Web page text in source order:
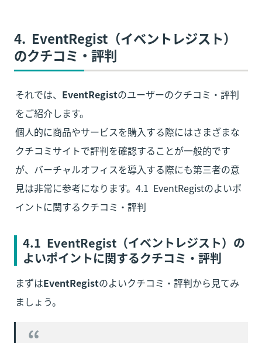
4.  EventRegist（イベントレジスト）
のクチコミ・評判
それでは、 EventRegistのユーザーのクチコミ・評判
をご紹介します。
個人的に商品やサービスを購入する際にはさまざまな
クチコミサイトで評判を確認することが一般的です
が、バーチャルオフィスを導入する際にも第三者の意
見は非常に参考になります。4.1  EventRegistのよいポ
イントに関するクチコミ・評判
4.1  EventRegist（イベントレジスト） の
よいポイントに関するクチコミ・評判
まずはEventRegistのよいクチコミ・評判から見てみ
ましょう。